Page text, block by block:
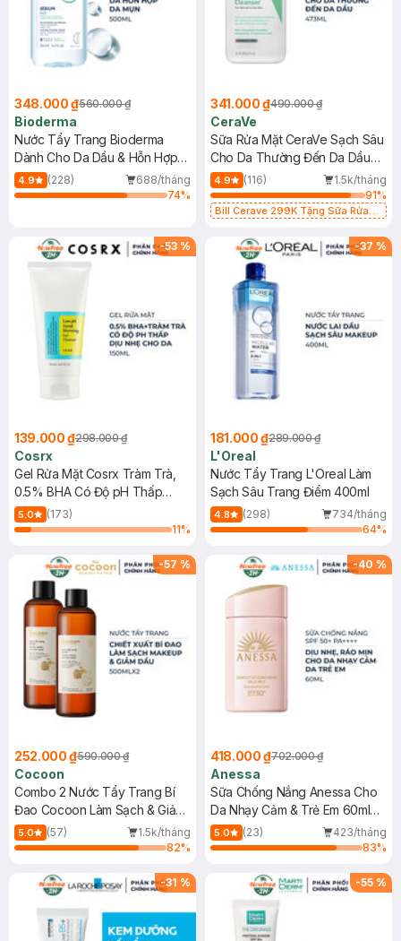
348.000 ₫560.000 ₫
Bioderma
Nước Tẩy Trang Bioderma
Dành Cho Da Dầu & Hỗn Hợp
500ml
4.9 (228)
688/tháng
74%
341.000 ₫490.000 ₫
CeraVe
Sữa Rửa Mặt CeraVe Sạch Sâu
Cho Da Thường Đến Da Dầu
473ml
4.9 (116)
1.5k/tháng
91%
Bill Cerave 299K Tặng Sữa Rửa
-53 %
139.000 ₫298.000 ₫
Cosrx
Gel Rửa Mặt Cosrx Tràm Trà,
0.5% BHA Có Độ pH Thấp
150ml
5.0
(173)
11%
-37 %
181.000 ₫289.000 ₫
L'Oreal
Nước Tẩy Trang L'Oreal Làm
Sạch Sâu Trang Điểm 400ml
4.8 (298)
734/tháng
64%
-57 %
252.000 ₫590.000 ₫
Cocoon
Combo 2 Nước Tẩy Trang Bí
Đao Cocoon Làm Sạch & Giảm
Dầu 500ml
5.0 (57)
1.5k/tháng
82%
-40 %
418.000 ₫702.000 ₫
Anessa
Sữa Chống Nắng Anessa Cho
Da Nhạy Cảm & Trẻ Em 60ml
(Mới)
5.0 (23)
423/tháng
83%
-31 % -55 %